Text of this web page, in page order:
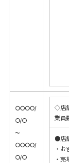
〇〇〇〇/
〇/〇
～
〇〇〇〇/
〇/〇
◇店
業員
●店
・
・